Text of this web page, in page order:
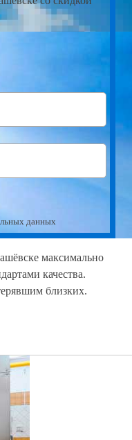
данных
максимально
качества.
близких.